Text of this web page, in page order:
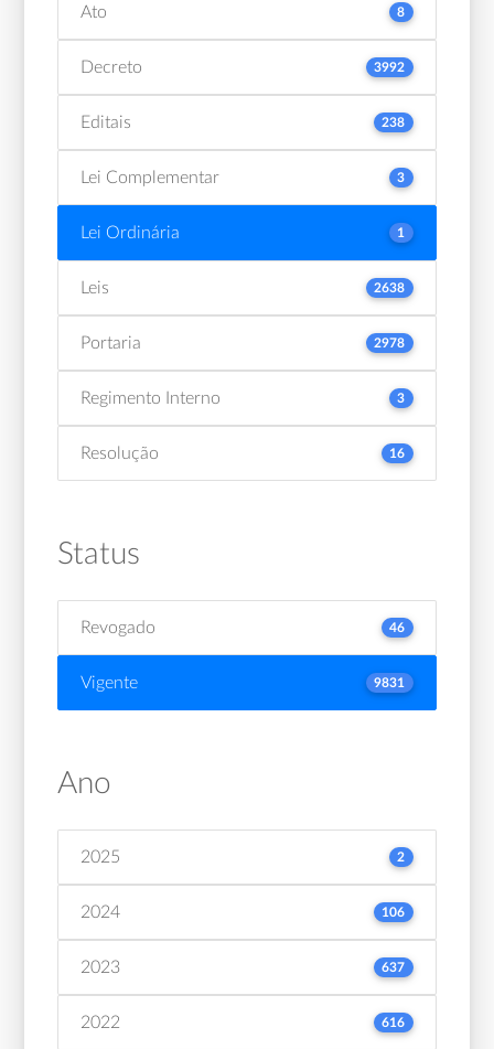
Ato 8
Decreto 3992
Editais 238
Lei Complementar 3
Lei Ordinária 1
Leis 2638
Portaria 2978
Regimento Interno 3
Resolução 16
Status
Revogado 46
Vigente 9831
Ano
2025 2
2024 106
2023 637
2022 616